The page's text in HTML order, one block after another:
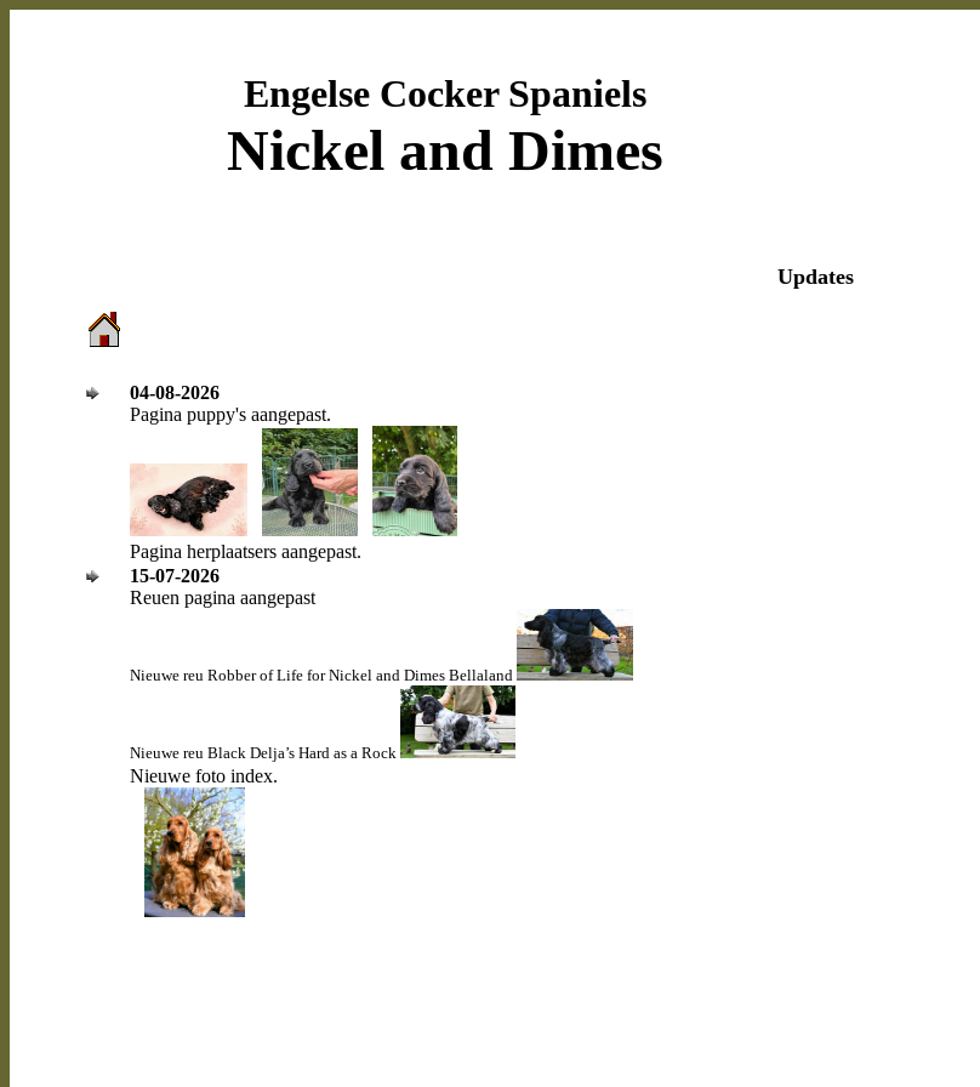
Engelse Cocker Spaniels
Nickel and Dimes
Updates
04-08-2026
Pagina puppy's aangepast.
Pagina herplaatsers aangepast.
15-07-2026
Reuen pagina aangepast
Nieuwe reu Robber of Life for Nickel and Dimes Bellaland
Nieuwe reu Black Delja’s Hard as a Rock
Nieuwe foto index.